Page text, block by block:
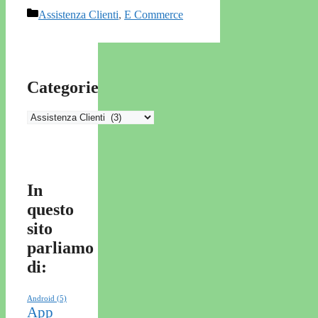
Categorie
Assistenza Clienti, E Commerce
Categorie
Categorie
In
questo
sito
parliamo
di:
Android (5)
App